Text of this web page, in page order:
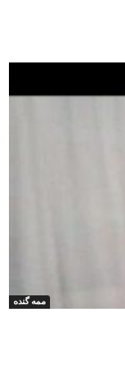
ممه گنده